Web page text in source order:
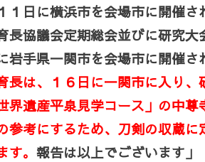
１日に横浜市を会場市に開催さ
長協議会定期総会並びに研究
岩手県一関市を会場市に開催さ
長は、１６日に一関市に入り
界遺産平泉見学コース」の中
参考にするため、刀剣の収蔵に
。 報告は以上でございます」